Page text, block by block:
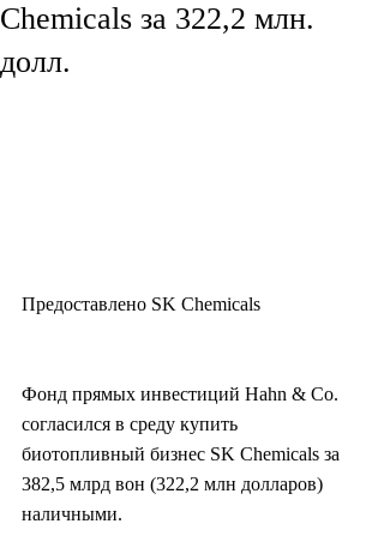
Chemicals за 322,2 млн.
долл.
Предоставлено SK Chemicals
Фонд прямых инвестиций Hahn & Co.
согласился в среду купить
биотопливный бизнес SK Chemicals за
382,5 млрд вон (322,2 млн долларов)
наличными.